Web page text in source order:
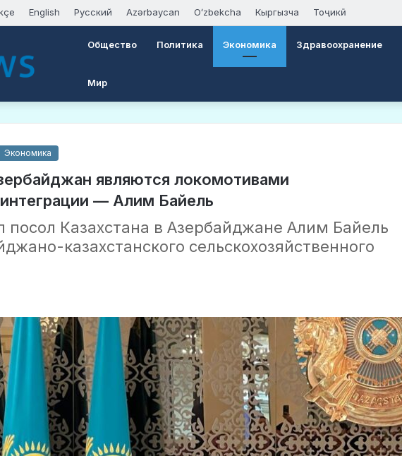
English Русский Azərbaycan Oʻzbekcha Кыргызча Тоҷикӣ
Общество Политика Экономика Здравоохранение
Мир
Экономика
являются локомотивами
— Алим Байель
посол Казахстана в Азербайджане Алим Байель
казахстанского сельскохозяйственного